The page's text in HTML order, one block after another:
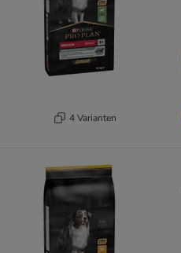
4 Varianten